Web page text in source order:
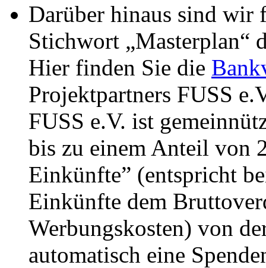
Darüber hinaus sind wir
Stichwort „Masterplan“
Hier finden Sie die
Projektpartners FUSS
FUSS e.V. ist
bis zu einem Anteil von
Einkünfte” (entspricht
Einkünfte dem
Werbungskosten) von
automatisch eine